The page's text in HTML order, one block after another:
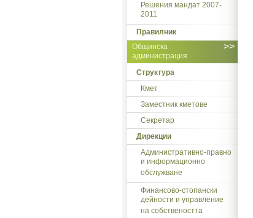
Решения мандат 2007-
2011
Правилник
>>
Общинска
администрация
Структура
Кмет
Заместник кметове
Секретар
Дирекции
Административно-правно
и информационно
обслужване
Финансово-стопански
дейности и управление
на собствеността